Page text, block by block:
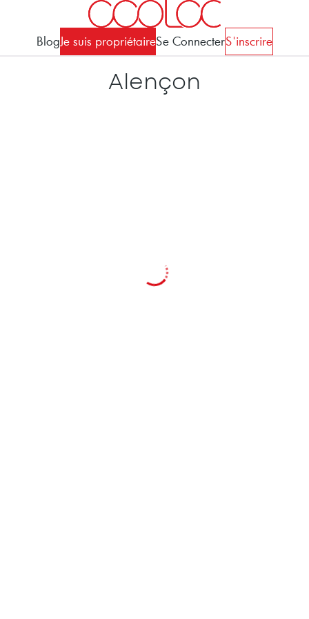
BlogJe suis propriétaireSe ConnecterS'inscrire
Alençon